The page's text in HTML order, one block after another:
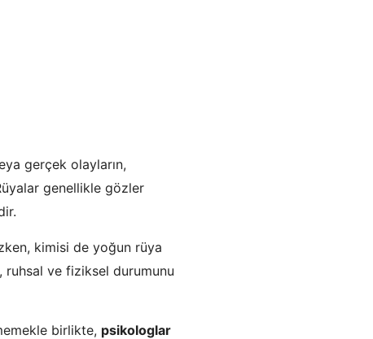
gerçek olayların,
genellikle gözler
kimisi de yoğun rüya
ruhsal ve fiziksel durumunu
birlikte, psikologlar